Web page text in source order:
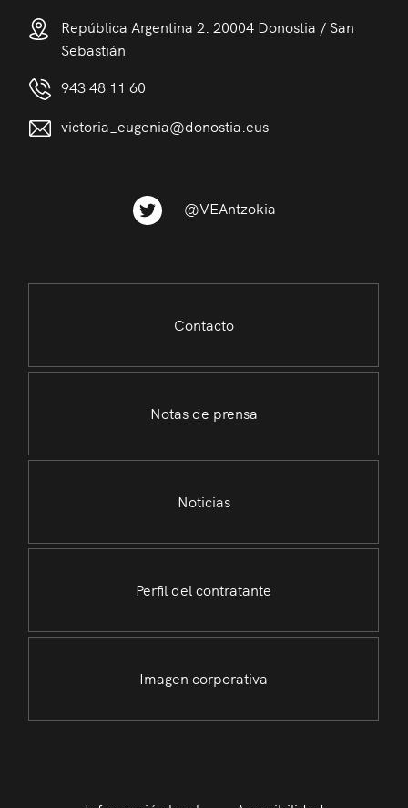
República Argentina 2. 20004 Donostia / San
Sebastián
943 48 11 60
victoria_eugenia@donostia.eus
@VEAntzokia
Contacto
Notas de prensa
Noticias
Perfil del contratante
Imagen corporativa